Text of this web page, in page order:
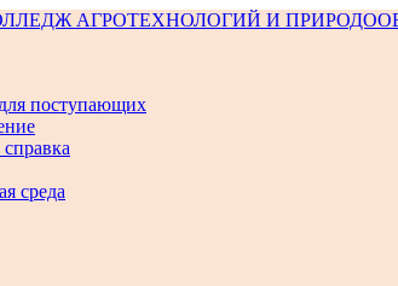
поступающих
среда